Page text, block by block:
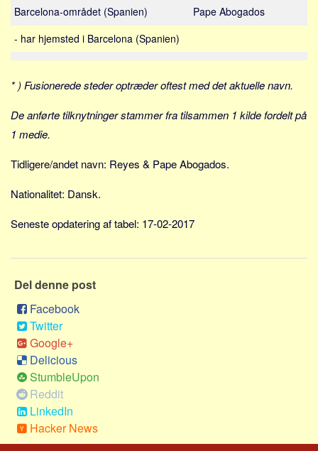
Grækenland
Bolig
Job
Virksomhed
Investering
Forbrug
Aspekter
Køb og salg
Økonomi
Jura og regler
Skatter og afgifter
Statistik
Barcelona-området (Spanien)
Pape Abogados
- har hjemsted i Barcelona (Spanien)
* ) Fusionerede steder optræder oftest med det aktuelle navn.
De anførte tilknytninger stammer fra tilsammen 1 kilde fordelt på
1 medie.
Tidligere/andet navn: Reyes & Pape Abogados.
Nationalitet: Dansk.
Seneste opdatering af tabel: 17-02-2017
Del denne post
Facebook
Twitter
Google+
Delicious
StumbleUpon
Reddit
LinkedIn
Hacker News